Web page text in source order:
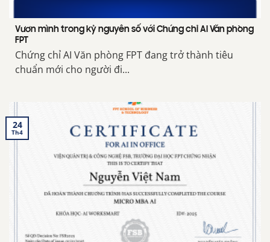
Vươn mình trong kỷ nguyên số với Chứng chỉ AI Văn phòng
FPT
Chứng chỉ AI Văn phòng FPT đang trở thành tiêu
chuẩn mới cho người đi...
24
Th4